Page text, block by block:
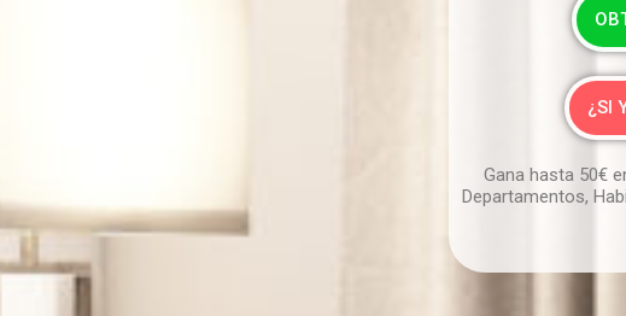
¿SI
Gana hasta 50€
Departamentos,